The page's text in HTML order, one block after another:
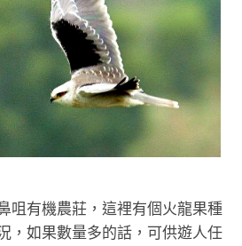
咀有機農莊，這裡有個火龍果種
，如果數量多的話，可供遊人任